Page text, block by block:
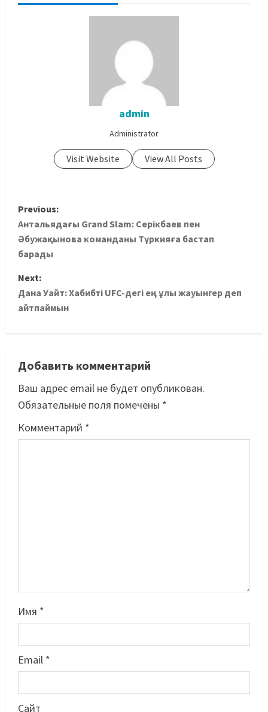
admin
Administrator
Visit Website View All Posts
Previous:
Антальядағы Grand Slam: Серікбаев пен
Әбужақынова команданы Түркияға бастап
барады
Next:
Дана Уайт: Хабибті UFC-дегі ең ұлы жауынгер деп
айтпаймын
Добавить комментарий
Ваш адрес email не будет опубликован.
Обязательные поля помечены *
Комментарий *
Имя *
Email *
Сайт
Лионель Мессидің әкесі қайтыс